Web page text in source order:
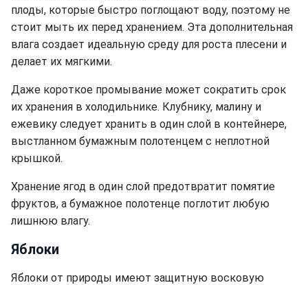
плоды, которые быстро поглощают воду, поэтому не
стоит мыть их перед хранением. Эта дополнительная
влага создает идеальную среду для роста плесени и
делает их мягкими.
Даже короткое промывание может сократить срок
их хранения в холодильнике. Клубнику, малину и
ежевику следует хранить в один слой в контейнере,
выстланном бумажным полотенцем с неплотной
крышкой.
Хранение ягод в один слой предотвратит помятие
фруктов, а бумажное полотенце поглотит любую
лишнюю влагу.
Яблоки
Яблоки от природы имеют защитную восковую